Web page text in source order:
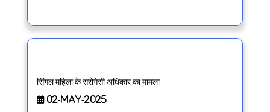
सिंगल महिला के सरोगेसी अधिकार का मामला
02-May-2025